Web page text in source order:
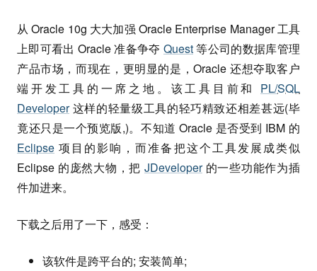
从 Oracle 10g 大大加强 Oracle Enterprise Manager 工具
上即可看出 Oracle 准备争夺 Quest等公司的数据库管理
产品市场，而现在，更明显的是，Oracle 还想夺取客户
端开发工具的一席之地。该工具目前和 PL/SQL
Developer这样的轻量级工具的轻巧精致还相差甚远(毕
竟还只是一个预览版,)。不知道 Oracle 是否受到 IBM 的
Eclipse 项目的影响，而准备把这个工具发展成类似
Eclipse 的庞然大物，把 JDeveloper的一些功能作为插
件加进来。
下载之后用了一下，感受：
该软件是跨平台的; 安装简单;